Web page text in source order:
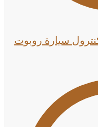
سيارة روبوت